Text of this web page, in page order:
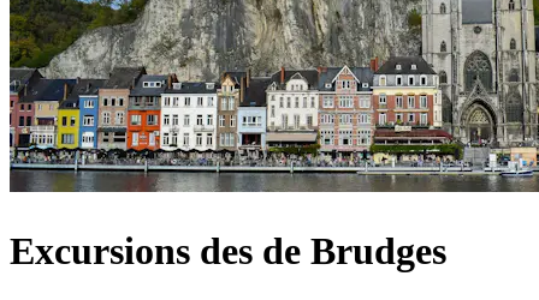
Excursions des de Brudges